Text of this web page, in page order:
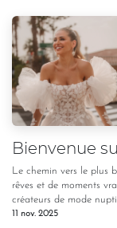
Bienvenue
Le chemin vers le plus
rêves et de moments
créateurs de mode
11 nov. 2025